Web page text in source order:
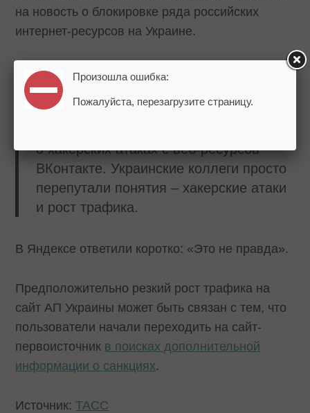
на новость о блокировке ряда российских
интернет-ресурсов на Украине.
В Mail.Ru Group опровергли это
предположение:
о хакерских атаках с веб-ресурсов
ВКонтакте. Украинские коллеги просто
перепутали понятия – хакерские атаки
и рост трафика.
В Яндексе ответили коротко: «Это не правда».
Предположительно резкий рост трафика на
сайт АП Украины может быть связан с тем, что
пользователи начали переходить на сайт-
первоисточник в поисках дополнительной
информации о санкциях.
Источник:ТАСС
Произошла ошибка:
Пожалуйста, перезагрузите страницу.